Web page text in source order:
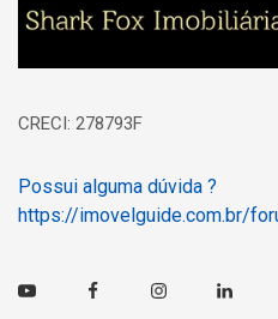
CRECI: 278793F
Possui alguma dúvida ?
https://imovelguide.com.br/
Youtube FacebookInstagramLinkedin